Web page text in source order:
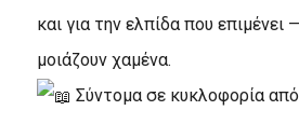
και για την ελπίδα που
μοιάζουν χαμένα.
Σύντομα σε κυκλοφορία